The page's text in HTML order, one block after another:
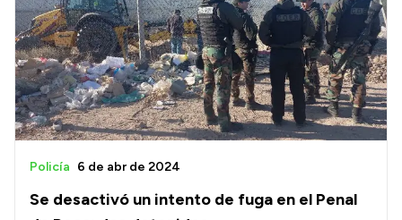
Se desactivó un intento de fuga en el Penal
Policía 6 de abr de 2024